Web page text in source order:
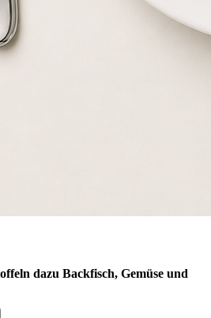
dazu Backfisch, Gemüse und